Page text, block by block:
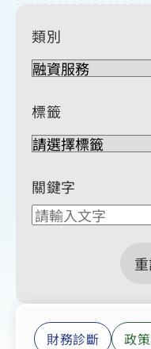
類別
標籤
關鍵字
財務診斷 政